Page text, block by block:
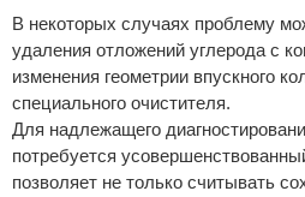
В некоторых случаях проблему
удаления отложений углерода с
изменения геометрии впускного
специального очистителя.
Для надлежащего
потребуется
позволяет не только считывать